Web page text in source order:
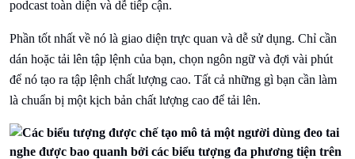
podcast toàn diện và dễ tiếp cận.
Phần tốt nhất về nó là giao diện trực quan và dễ sử dụng. Chỉ cần
dán hoặc tải lên tập lệnh của bạn, chọn ngôn ngữ và đợi vài phút
để nó tạo ra tập lệnh chất lượng cao. Tất cả những gì bạn cần làm
là chuẩn bị một kịch bản chất lượng cao để tải lên.